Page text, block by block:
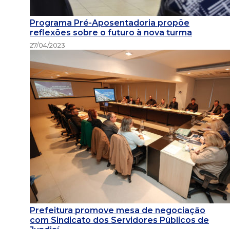
Programa Pré-Aposentadoria propõe
reflexões sobre o futuro à nova turma
27/04/2023
Prefeitura promove mesa de negociação
com Sindicato dos Servidores Públicos de